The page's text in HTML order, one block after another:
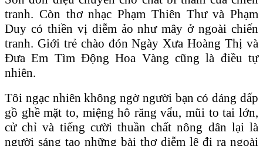
tranh. Còn thơ nhạc Phạm Thiên Thư và Phạm
Duy có thiền vị diễm ảo như mây ở ngoài chiến
tranh. Giới trẻ chào đón Ngày Xưa Hoàng Thị và
Đưa Em Tìm Động Hoa Vàng cũng là điều tự
nhiên.
Tôi ngạc nhiên không ngờ người bạn có dáng dấp
gồ ghề mặt to, miệng hô răng vẩu, mũi to tai lớn,
cử chỉ và tiếng cười thuần chất nông dân lại là
người sáng tạo những bài thơ diễm lệ đi ra ngoài